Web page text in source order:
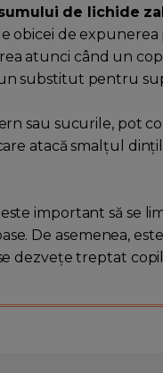
de lichide
obicei de
atunci când un
substitut pentru
sau sucurile, pot
atacă smalțul
este important să se
De asemenea,
dezvețe treptat